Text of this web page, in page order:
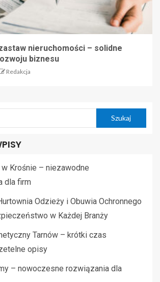
nieruchomości – solidne
biznesu
Redakcja
Krośnie – niezawodne
dla firm
Odzieży i Obuwia Ochronnego
w Każdej Branży
Tarnów – krótki czas
opisy
– nowoczesne rozwiązania dla